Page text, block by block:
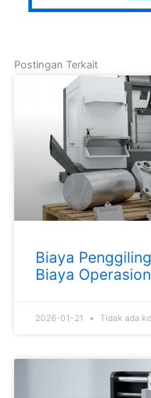
Postingan Terkait
Biaya
Biaya
2026-01-21 Tidak ada